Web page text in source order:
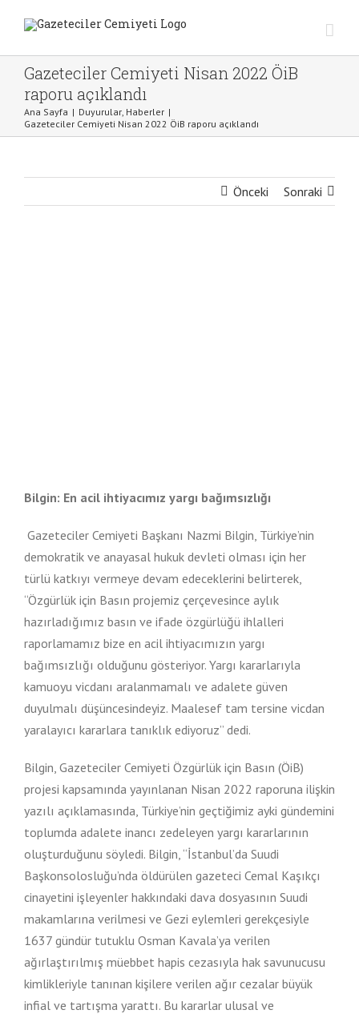
content
Gazeteciler Cemiyeti Nisan 2022 ÖiB
raporu açıklandı
Ana Sayfa | Duyurular, Haberler |
Gazeteciler Cemiyeti Nisan 2022 ÖiB raporu açıklandı
Önceki Sonraki
Bilgin: En acil ihtiyacımız yargı bağımsızlığı
Gazeteciler Cemiyeti Başkanı Nazmi Bilgin, Türkiye’nin
demokratik ve anayasal hukuk devleti olması için her
türlü katkıyı vermeye devam edeceklerini belirterek,
“Özgürlük için Basın projemiz çerçevesince aylık
hazırladığımız basın ve ifade özgürlüğü ihlalleri
raporlamamız bize en acil ihtiyacımızın yargı
bağımsızlığı olduğunu gösteriyor. Yargı kararlarıyla
kamuoyu vicdanı aralanmamalı ve adalete güven
duyulmalı düşüncesindeyiz. Maalesef tam tersine vicdan
yaralayıcı kararlara tanıklık ediyoruz” dedi.
Bilgin, Gazeteciler Cemiyeti Özgürlük için Basın (ÖiB)
projesi kapsamında yayınlanan Nisan 2022 raporuna ilişkin
yazılı açıklamasında, Türkiye’nin geçtiğimiz ayki gündemini
toplumda adalete inancı zedeleyen yargı kararlarının
oluşturduğunu söyledi. Bilgin, “İstanbul’da Suudi
Başkonsolosluğu’nda öldürülen gazeteci Cemal Kaşıkçı
cinayetini işleyenler hakkındaki dava dosyasının Suudi
makamlarına verilmesi ve Gezi eylemleri gerekçesiyle
1637 gündür tutuklu Osman Kavala’ya verilen
ağırlaştırılmış müebbet hapis cezasıyla hak savunucusu
kimlikleriyle tanınan kişilere verilen ağır cezalar büyük
infial ve tartışma yarattı. Bu kararlar ulusal ve